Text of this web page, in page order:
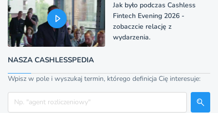
Jak było podczas Cashless
Fintech Evening 2026 -
zobaczcie relację z
wydarzenia.
NASZA CASHLESSPEDIA
Wpisz w pole i wyszukaj termin, którego definicja Cię interesuje:
Szukaj